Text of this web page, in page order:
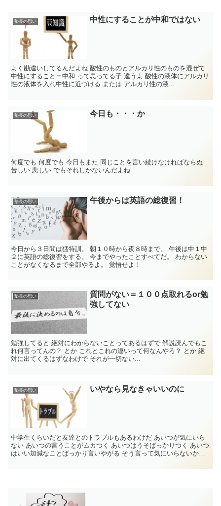
塾長の思い 中性にすることが中和ではない
よく勘違いしてるんだよね 酸性のものとアルカリ性のものを混ぜて
中性にすること＝中和 って思ってる子 違うよ 酸性の液体にアルカリ
性の液体を入れ中性に近づける または アルカリ性の液...
塾長の思い 今日も・・・か
何度でも 何度でも 今日もまた 同じことを言い続けなければならぬ
苦しい 悲しい でもそれしかないんだよね
塾長の思い 午後からは英語の総復習！
今日から３日間は猛特訓。 朝１０時から夜８時まで。 午後は中１中
２に英語の総復習をする。 今までやったことすべてだ。 わからない
ことがなくなるまで全部やるよ。 覚悟せよ！
塾長の思い
質問がない＝１００点取れるor勉
強してない
勉強してると 絶対にわからないことってあるはずで 解説読んでもこ
れ何言ってんの？ とか これとこれの違いって何なんやろ？ とか 絶
対に出てくるはずなわけで それが一切ない...
塾長の思い いやなら見なきゃいいのに
中学生くらいだと友達とのトラブルもあるわけだ あいつが気にいら
ない あいつの言うことがムカつく あいつはうそばっかりつく あいつ
はいい加減なことばっかり言いやがる そう言って気にいらないか